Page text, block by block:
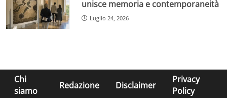
unisce memoria e contemporaneità
Luglio 24, 2026
Chi
siamo
Redazione Disclaimer
Privacy
Policy